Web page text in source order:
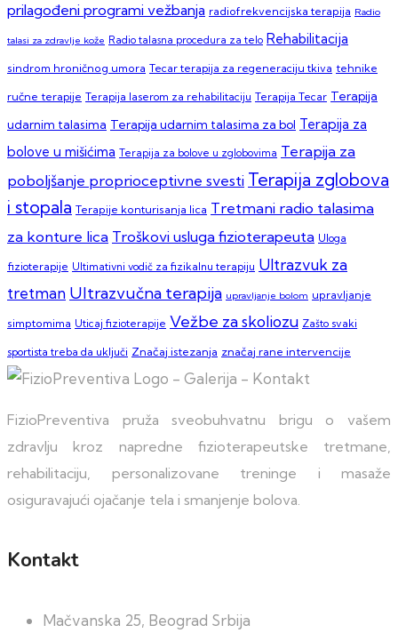
prilagođeni programi vežbanja radiofrekvencijska terapija Radio
talasi za zdravlje kože Radio talasna procedura za telo Rehabilitacija
sindrom hroničnog umora Tecar terapija za regeneraciju tkiva tehnike
ručne terapije Terapija laserom za rehabilitaciju Terapija Tecar Terapija
udarnim talasima Terapija udarnim talasima za bol Terapija za
bolove u mišićima Terapija za bolove u zglobovima Terapija za
poboljšanje proprioceptivne svesti Terapija zglobova
i stopala Terapije konturisanja lica Tretmani radio talasima
za konture lica Troškovi usluga fizioterapeuta Uloga
fizioterapije Ultimativni vodič za fizikalnu terapiju Ultrazvuk za
tretman Ultrazvučna terapija upravljanje bolom upravljanje
simptomima Uticaj fizioterapije Vežbe za skoliozu Zašto svaki
sportista treba da uključi Značaj istezanja značaj rane intervencije
FizioPreventiva pruža sveobuhvatnu brigu o vašem
zdravlju kroz napredne fizioterapeutske tretmane,
rehabilitaciju, personalizovane treninge i masaže
osiguravajući ojačanje tela i smanjenje bolova.
Kontakt
Mačvanska 25, Beograd Srbija